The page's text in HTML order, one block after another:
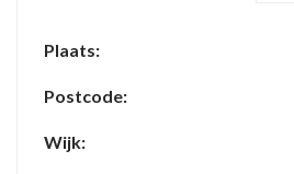
NIEUWBOUW
Plaats:
Postcode:
Wijk: